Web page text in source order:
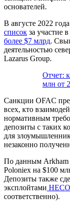
основателей.
В августе 2022
список за участие
более $7 млрд.
деятельностью
Lazarus Group.
Отчет:
млн от
Санкции OFAC
всех, кто
нормативным
депозиты с таких
для
незаконно
По данным Arkham
Poloniex на $100
Депозиты также
эксплойтами
соответственно).